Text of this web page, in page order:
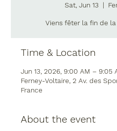
Sat, Jun 13
  |
Viens fêter la fin de la
Time & Location
Jun 13, 2026, 9:00 AM – 9:05
Ferney-Voltaire, 2 Av. des
France
About the event